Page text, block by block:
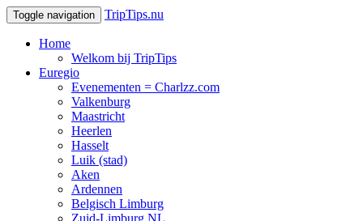
Toggle navigation TripTips.nu
Home
Welkom bij TripTips
Euregio
Evenementen = Charlzz.com
Valkenburg
Maastricht
Heerlen
Hasselt
Luik (stad)
Aken
Ardennen
Belgisch Limburg
Zuid-Limburg NL